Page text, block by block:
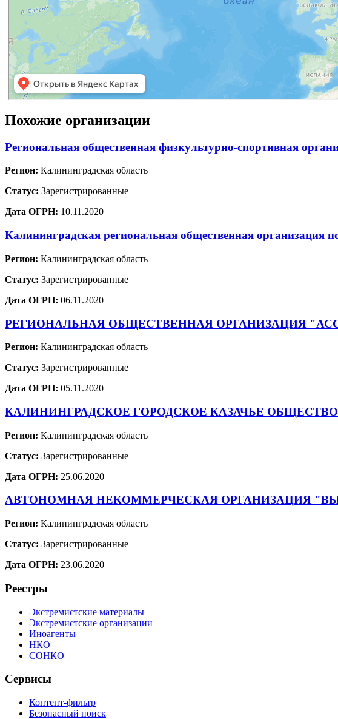
Похожие организации
Региональная общественная физкультурно-
Регион: Калининградская область
Статус: Зарегистрированные
Дата ОГРН: 10.11.2020
Калининградская региональная общественная
Регион: Калининградская область
Статус: Зарегистрированные
Дата ОГРН: 06.11.2020
РЕГИОНАЛЬНАЯ ОБЩЕСТВЕННАЯ ОРГАНИЗАЦИЯ
Регион: Калининградская область
Статус: Зарегистрированные
Дата ОГРН: 05.11.2020
КАЛИНИНГРАДСКОЕ ГОРОДСКОЕ КАЗАЧЬЕ
Регион: Калининградская область
Статус: Зарегистрированные
Дата ОГРН: 25.06.2020
АВТОНОМНАЯ НЕКОММЕРЧЕСКАЯ ОРГАНИЗАЦИЯ
Регион: Калининградская область
Статус: Зарегистрированные
Дата ОГРН: 23.06.2020
Реестры
Экстремистские материалы
Экстремистские организации
Иноагенты
НКО
СОНКО
Сервисы
Контент-фильтр
Безопасный поиск